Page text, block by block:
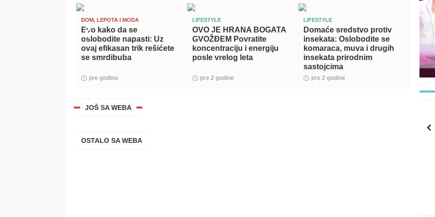
DOM, LEPOTA I MODA
Evo kako da se
oslobodite napasti: Uz
ovaj efikasan trik rešićete
se smrdibuba
pre godinu
LIFESTYLE
OVO JE HRANA BOGATA
GVOŽĐEM Povratite
koncentraciju i energiju
posle vrelog leta
pre 2 godine
LIFESTYLE
Domaće sredstvo protiv
insekata: Oslobodite se
komaraca, muva i drugih
insekata prirodnim
sastojcima
pre 2 godine
5
pre
JOŠ SA WEBA
OSTALO SA WEBA